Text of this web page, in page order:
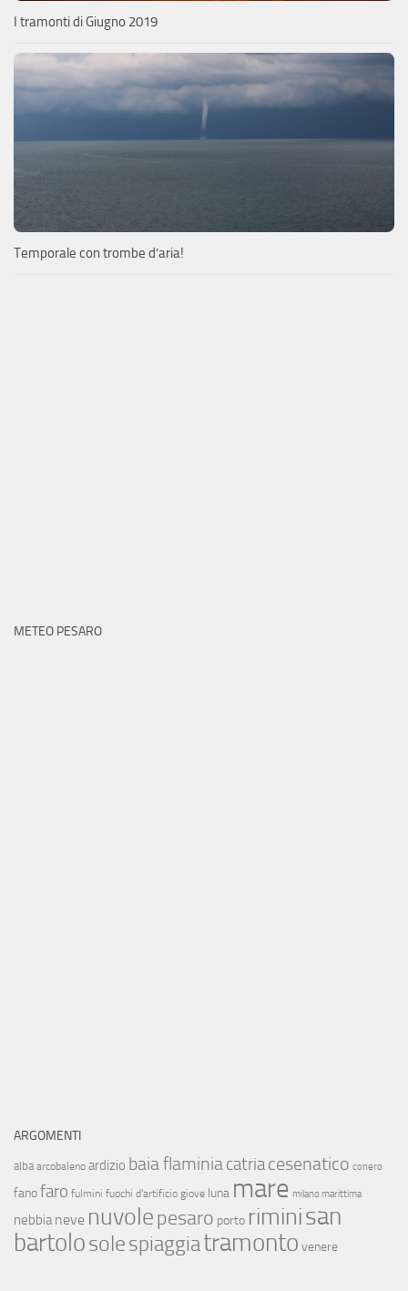
I tramonti di Giugno 2019
Temporale con trombe d’aria!
METEO PESARO
ARGOMENTI
alba arcobaleno ardizio baia flaminiacatriacesenatico conero
fanofaro fulmini fuochi d'artificio giove luna mare milano marittima
nebbia neve nuvolepesaro porto riminisan
bartolosolespiaggiatramonto venere